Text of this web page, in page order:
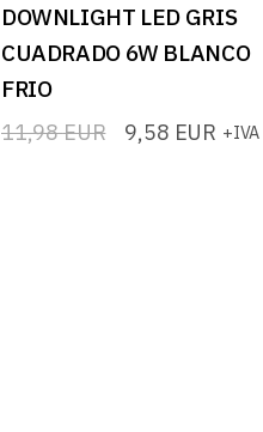
DOWNLIGHT LED GRIS
CUADRADO 6W BLANCO
FRIO
11,98EUR
El 9,58 EUR
El +IVA